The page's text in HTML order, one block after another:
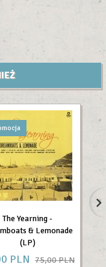
The Yearning -
& Lemonade
(LP)
PLN 75,00 PLN